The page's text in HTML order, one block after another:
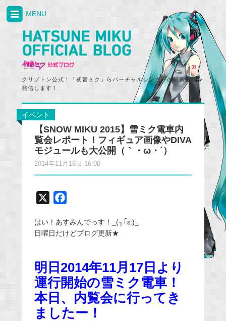
クリプトン公式！「初音ミク」らバーチャルシンガーの最新情報を
発信します！
MENU
イベント
【SNOW MIKU 2015】雪ミク電車内
覧会レポート！フィギュア画像やDIVA
モジュールも大公開（｀・ω・´）
2014年11月16日 16:00
c
e
o
o
k
はい！あすみんでっす！_(┐｢ε:)_
日曜日だけどブログ更新★
明日2014年11月17日より
運行開始の雪ミク電車！
本日、内覧会に行ってき
ましたー！